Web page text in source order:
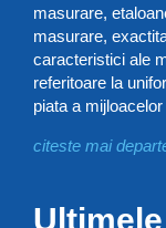
masurare,
masurare,
caracteristici ale
referitoare la
piata a mijloacelor
citeste mai